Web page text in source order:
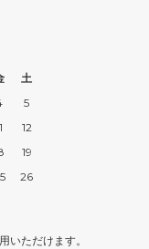
土
5
12
19
26
いただけます。